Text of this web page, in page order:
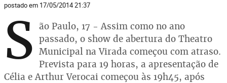
postado em 17/05/2014 21:37
S ão Paulo, 17 - Assim como no ano
passado, o show de abertura do Theatro
Municipal na Virada começou com atraso.
Prevista para 19 horas, a apresentação de
Célia e Arthur Verocai começou às 19h45, após